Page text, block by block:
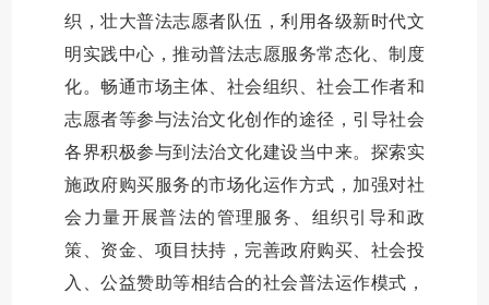
织，壮大普法志愿者队伍，利用各级新时代文
明实践中心，推动普法志愿服务常态化、制度
化。畅通市场主体、社会组织、社会工作者和
志愿者等参与法治文化创作的途径，引导社会
各界积极参与到法治文化建设当中来。探索实
施政府购买服务的市场化运作方式，加强对社
会力量开展普法的管理服务、组织引导和政
策、资金、项目扶持，完善政府购买、社会投
入、公益赞助等相结合的社会普法运作模式，